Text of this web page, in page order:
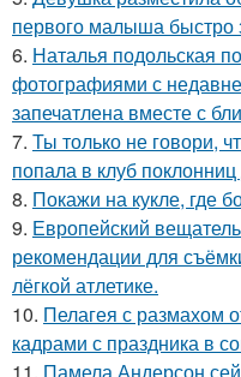
первого малыша быстро
6. Наталья подольская
фотографиями с
запечатлена вместе с
7. Ты только не говори,
попала в клуб
8. Покажи на кукле, где
9. Европейский
рекомендации для
лёгкой атлетике.
10. Пелагея с размахом
кадрами с праздника в